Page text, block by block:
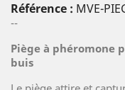
Référence : MVE-
--
Piège à phéromone
buis